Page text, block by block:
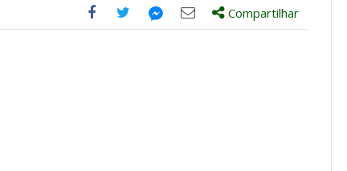
Compartilhe
CompartilheCompartilhe
Compartilhar